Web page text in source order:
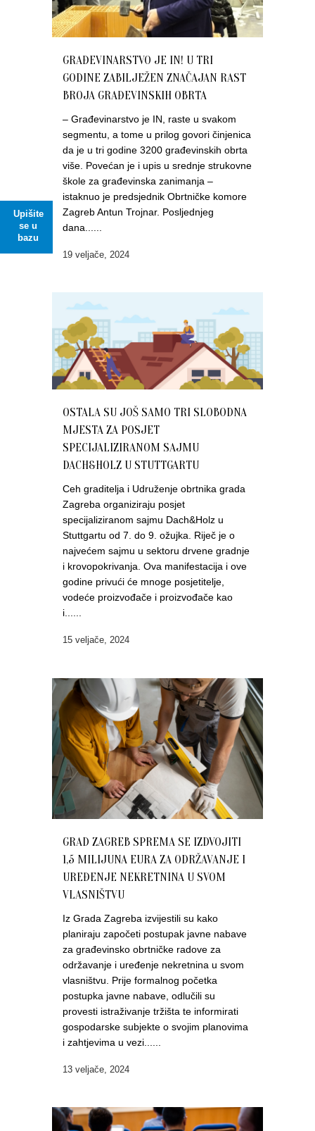
Upišite
se u
bazu
GRAĐEVINARSTVO JE IN! U TRI
GODINE ZABILJEŽEN ZNAČAJAN RAST
BROJA GRAĐEVINSKIH OBRTA
– Građevinarstvo je IN, raste u svakom
segmentu, a tome u prilog govori činjenica
da je u tri godine 3200 građevinskih obrta
više. Povećan je i upis u srednje strukovne
škole za građevinska zanimanja –
istaknuo je predsjednik Obrtničke komore
Zagreb Antun Trojnar. Posljednjeg
dana......
19 veljače, 2024
OSTALA SU JOŠ SAMO TRI SLOBODNA
MJESTA ZA POSJET
SPECIJALIZIRANOM SAJMU
DACH&HOLZ U STUTTGARTU
Ceh graditelja i Udruženje obrtnika grada
Zagreba organiziraju posjet
specijaliziranom sajmu Dach&Holz u
Stuttgartu od 7. do 9. ožujka. Riječ je o
najvećem sajmu u sektoru drvene gradnje
i krovopokrivanja. Ova manifestacija i ove
godine privući će mnoge posjetitelje,
vodeće proizvođače i proizvođače kao
i......
15 veljače, 2024
GRAD ZAGREB SPREMA SE IZDVOJITI
1,5 MILIJUNA EURA ZA ODRŽAVANJE I
UREĐENJE NEKRETNINA U SVOM
VLASNIŠTVU
Iz Grada Zagreba izvijestili su kako
planiraju započeti postupak javne nabave
za građevinsko obrtničke radove za
održavanje i uređenje nekretnina u svom
vlasništvu. Prije formalnog početka
postupka javne nabave, odlučili su
provesti istraživanje tržišta te informirati
gospodarske subjekte o svojim planovima
i zahtjevima u vezi......
13 veljače, 2024